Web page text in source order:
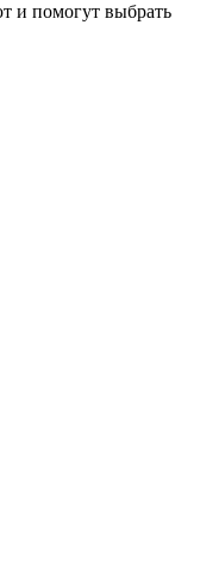
и помогут выбрать